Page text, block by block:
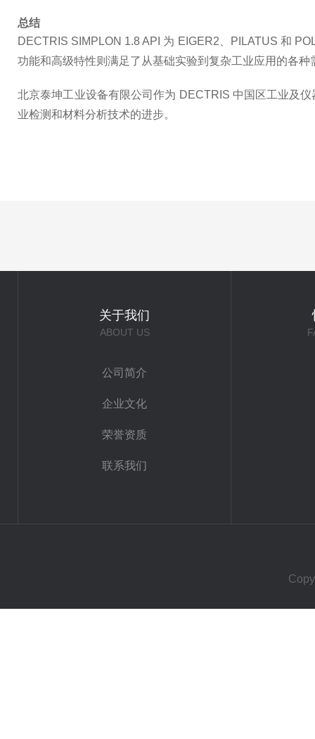
总结
DECTRIS SIMPLON 1.8 API 为 EIGER2、PILATUS 和
功能和高级特性则满足了从基础实验到复杂工业应用的各种
北京泰坤工业设备有限公司作为 DECTRIS 中国区工业及
业检测和材料分析技术的进步。
关于我们
ABOUT US
公司简介
企业文化
荣誉资质
联系我们